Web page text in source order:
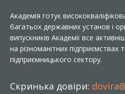
Академія готує
багатьох державних установ і
випускників Академії все
на різноманітних підприємствах
підприємницького сектору.
Скринька довіри: